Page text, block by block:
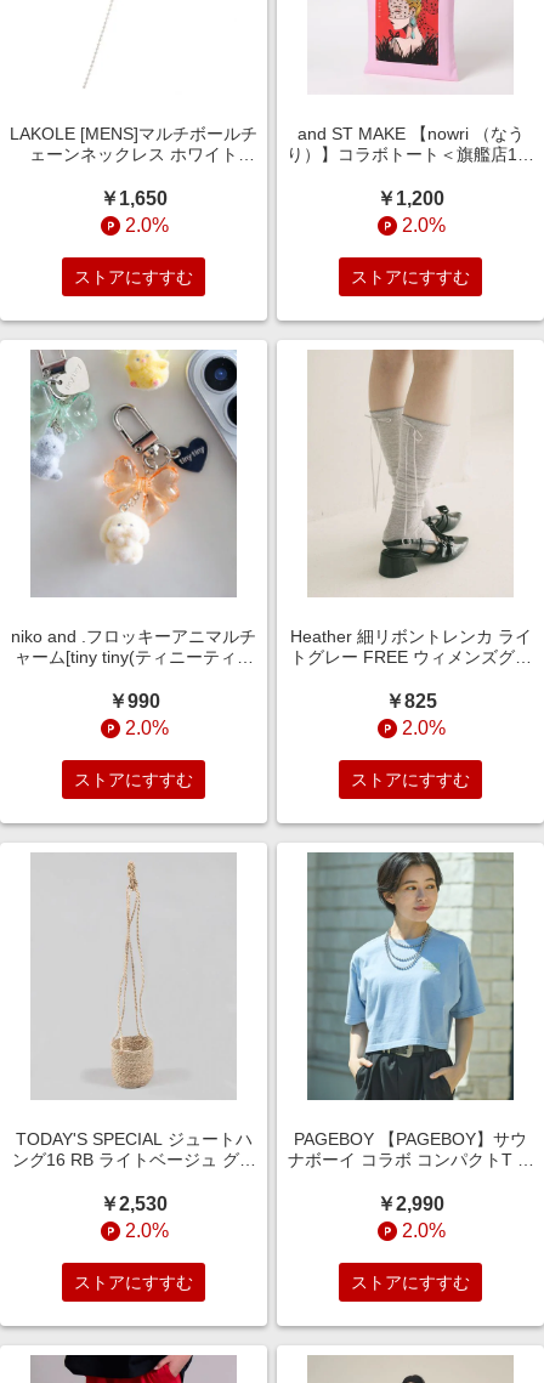
LAKOLE [MENS]マルチボールチ
ェーンネックレス ホワイト
158383 and ST アンドエスティ
（旧ドットエスティ）
￥1,650
2.0%
ストアにすすむ
and ST MAKE 【nowri （なう
り）】コラボトート＜旗艦店1周
ンドエスティメイク 760010
and ST アンドエスティ（旧ドッ
トエスティ）
￥1,200
2.0%
ストアにすすむ
niko and .フロッキーアニマルチ
ャーム[tiny tiny(ティニーティニ
ニコアンド 571264 and ST アン
ドエスティ（旧ドットエステ
ィ）
￥990
2.0%
ストアにすすむ
Heather 細リボントレンカ ライ
トグレー FREE ウィメンズグッ
ドエスティ（旧ドットエステ
ィ）
￥825
2.0%
ストアにすすむ
TODAY'S SPECIAL ジュートハ
ング16 RB ライトベージュ グリ
358035 and ST アンドエスティ
（旧ドットエスティ）
￥2,530
2.0%
ストアにすすむ
PAGEBOY 【PAGEBOY】サウ
ナボーイ コラボ コンパクトT ブ
ページボーイ 493995 and ST ア
ンドエスティ（旧ドットエステ
ィ）
￥2,990
2.0%
ストアにすすむ